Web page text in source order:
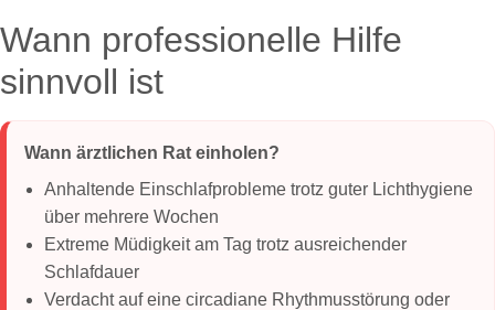
Wann professionelle Hilfe
sinnvoll ist
Wann ärztlichen Rat einholen?
Anhaltende Einschlafprobleme trotz guter Lichthygiene
über mehrere Wochen
Extreme Müdigkeit am Tag trotz ausreichender
Schlafdauer
Verdacht auf eine circadiane Rhythmusstörung oder